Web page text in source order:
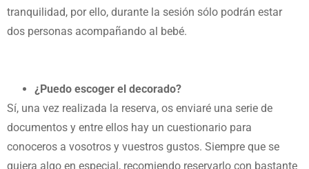
tranquilidad, por ello, durante la sesión sólo podrán estar
dos personas acompañando al bebé.
¿Puedo escoger el decorado?
Sí, una vez realizada la reserva, os enviaré una serie de
documentos y entre ellos hay un cuestionario para
conoceros a vosotros y vuestros gustos. Siempre que se
quiera algo en especial, recomiendo reservarlo con bastante